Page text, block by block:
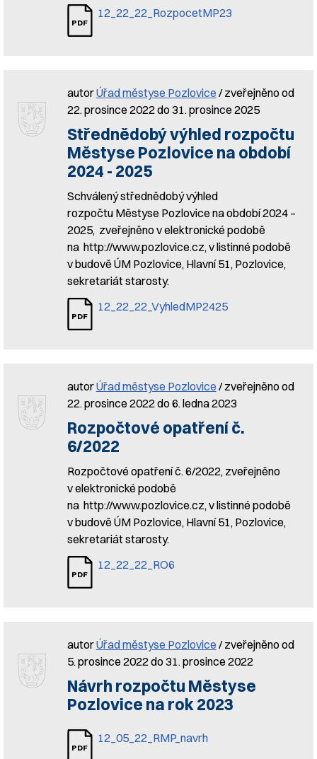
12_22_22_RozpocetMP23
autorÚřad městyse Pozlovice / zveřejněno od
22. prosince 2022 do 31. prosince 2025
Střednědobý výhled rozpočtu
Městyse Pozlovice na období
2024 - 2025
Schválený střednědobý výhled
rozpočtu Městyse Pozlovice na období 2024 –
2025, zveřejněno v elektronické podobě
na http://www.pozlovice.cz, v listinné podobě
v budově ÚM Pozlovice, Hlavní 51, Pozlovice,
sekretariát starosty.
12_22_22_VyhledMP2425
autorÚřad městyse Pozlovice / zveřejněno od
22. prosince 2022 do 6. ledna 2023
Rozpočtové opatření č.
6/2022
Rozpočtové opatření č. 6/2022, zveřejněno
v elektronické podobě
na http://www.pozlovice.cz, v listinné podobě
v budově ÚM Pozlovice, Hlavní 51, Pozlovice,
sekretariát starosty.
12_22_22_RO6
autorÚřad městyse Pozlovice / zveřejněno od
5. prosince 2022 do 31. prosince 2022
Návrh rozpočtu Městyse
Pozlovice na rok 2023
12_05_22_RMP_navrh